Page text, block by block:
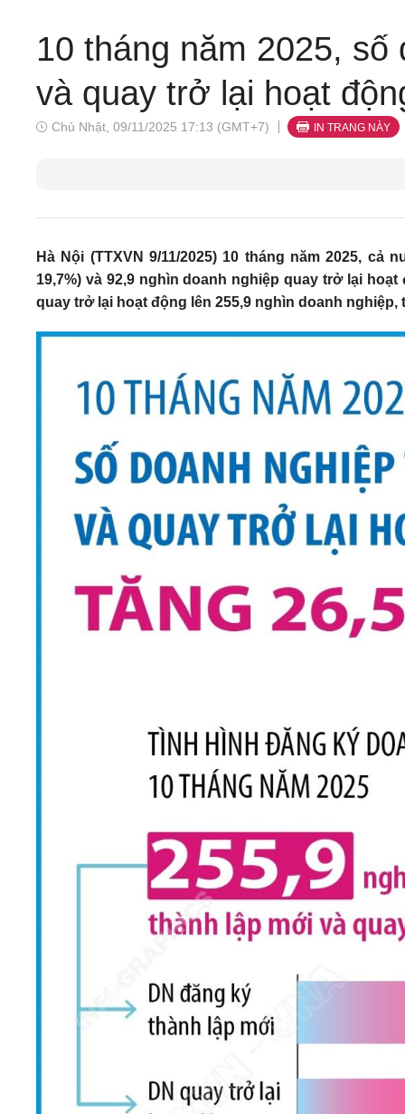
10 tháng năm 2025,
và quay trở lại hoạt
Chủ Nhật, 09/11/2025 17:13 (GMT+7) IN TRANG NÀY
Hà Nội (TTXVN 9/11/2025) 10 tháng năm 2025,
19,7%) và 92,9 nghìn doanh nghiệp quay trở lại
quay trở lại hoạt động lên 255,9 nghìn doanh nghiệp,